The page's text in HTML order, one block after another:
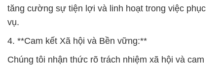
tăng cường sự tiện lợi và linh hoạt trong việc phục
vụ.
4. **Cam kết Xã hội và Bền vững:**
Chúng tôi nhận thức rõ trách nhiệm xã hội và cam